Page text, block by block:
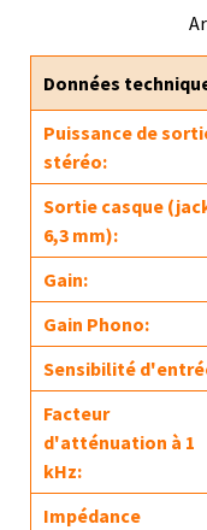
Données
Puissance de
stéréo:
Sortie casque
6,3 mm):
Gain:
Gain Phono:
Sensibilité
Facteur
d'atténuation à 1
kHz:
Impédance